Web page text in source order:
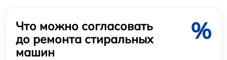
Что можно согласовать
до ремонта стиральных
машин
%